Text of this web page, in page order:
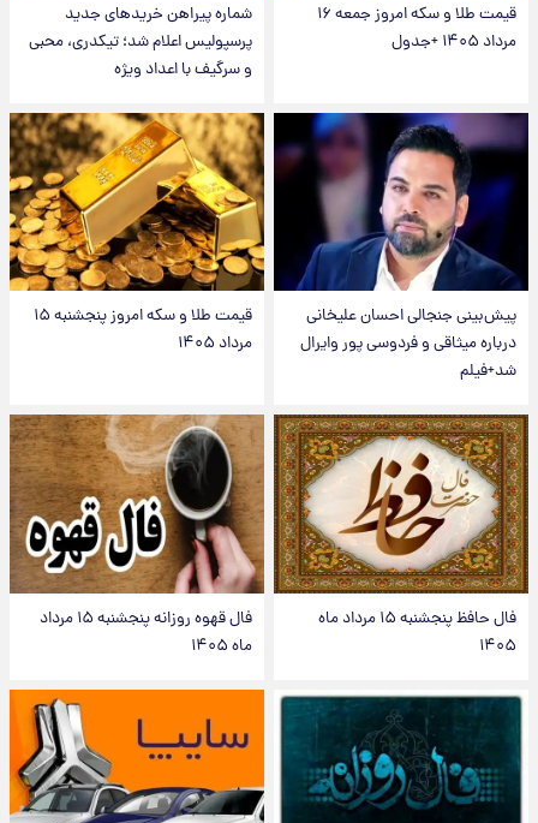
قیمت طلا و سکه امروز جمعه ۱۶
مرداد ۱۴۰۵ +جدول
شماره پیراهن خریدهای جدید
پرسپولیس اعلام شد؛ تیکدری، محبی
و سرگیف با اعداد ویژه
پیش‌بینی جنجالی احسان علیخانی
درباره میثاقی و فردوسی پور وایرال
شد+فیلم
قیمت طلا و سکه امروز پنجشنبه ۱۵
مرداد ۱۴۰۵
فال حافظ پنجشنبه ۱۵ مرداد ماه
۱۴۰۵
فال قهوه روزانه پنجشنبه ۱۵ مرداد
ماه ۱۴۰۵